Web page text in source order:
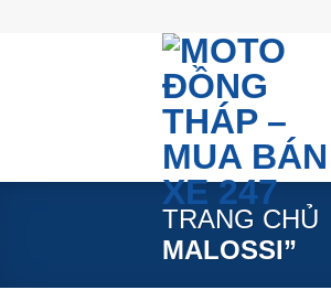
TRANG CHỦ
MALOSSI”